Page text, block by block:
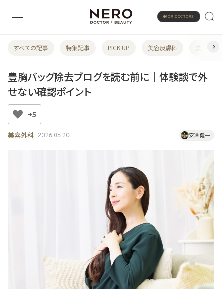
FOR DOCTORS
すべての記事 特集記事 PICK UP 美容皮膚科 美容婦人
豊胸バッグ除去ブログを読む前に｜体験談で外
せない確認ポイント
+5
美容外科 2026.05.20 安達 健一